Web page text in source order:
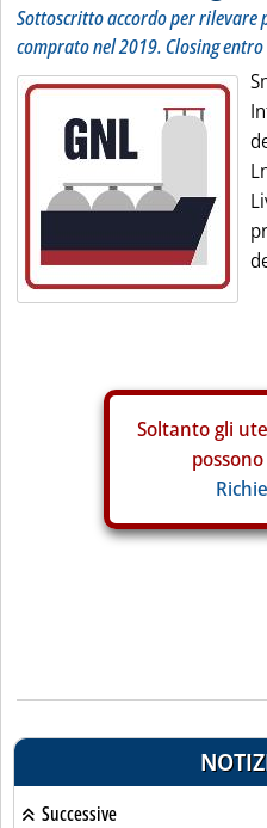
Sottoscritto accordo per rilevare
comprato nel 2019. Closing
Soltanto gli
Successive